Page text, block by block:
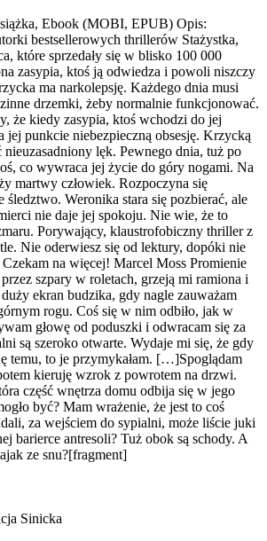
Ebook (MOBI, EPUB) Opis:
bestsellerowych thrillerów Stażystka,
które sprzedały się w blisko 100 000
zasypia, ktoś ją odwiedza i powoli niszczy
ma narkolepsję. Każdego dnia musi
drzemki, żeby normalnie funkcjonować.
że kiedy zasypia, ktoś wchodzi do jej
jej punkcie niebezpieczną obsesję. Krzycką
nieuzasadniony lęk. Pewnego dnia, tuż po
co wywraca jej życie do góry nogami. Na
martwy człowiek. Rozpoczyna się
Weronika stara się pozbierać, ale
nie daje jej spokoju. Nie wie, że to
Porywający, klaustrofobiczny thriller z
Nie oderwiesz się od lektury, dopóki nie
na więcej! Marcel Moss Promienie
przez szpary w roletach, grzeją mi ramiona i
ekran budzika, gdy nagle zauważam
rogu. Coś się w nim odbiło, jak w
głowę od poduszki i odwracam się za
są szeroko otwarte. Wydaje mi się, że gdy
temu, to je przymykałam. […]Spoglądam
kieruję wzrok z powrotem na drzwi.
część wnętrza domu odbija się w jego
być? Mam wrażenie, że jest to coś
za wejściem do sypialni, może liście juki
barierce antresoli? Tuż obok są schody. A
ze snu?[fragment]
Sinicka